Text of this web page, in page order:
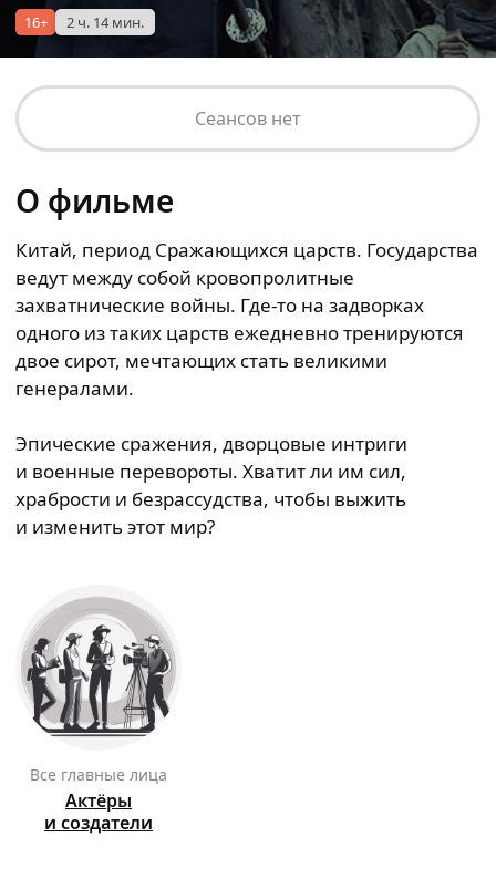
16+ 2 ч. 14 мин.
Сеансов нет
О фильме
Китай, период Сражающихся царств. Государства
ведут между собой кровопролитные
захватнические войны. Где-то на задворках
одного из таких царств ежедневно тренируются
двое сирот, мечтающих стать великими
генералами.
Эпические сражения, дворцовые интриги
и военные перевороты. Хватит ли им сил,
храбрости и безрассудства, чтобы выжить
и изменить этот мир?
Все главные лица
Актёры
и создатели